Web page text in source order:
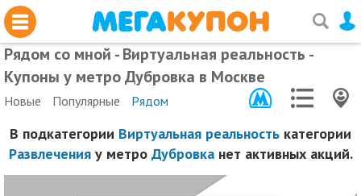
Рядом со мной - Виртуальная реальность -
Купоны у метро Дубровка в Москве
Новые Популярные Рядом
В подкатегории Виртуальная реальность категории
Развлеченияу метро Дубровканет активных акций.